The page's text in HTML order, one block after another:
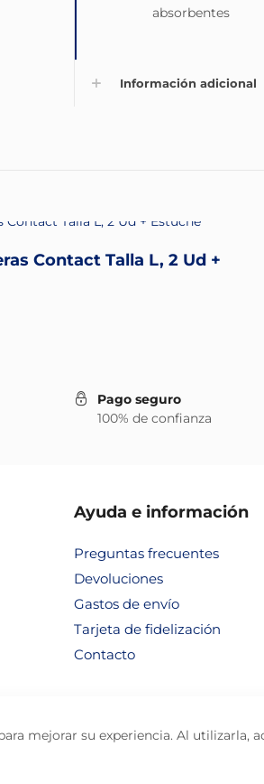
absorbentes
Información adicional
Contact Talla L, 2 Ud +
Pago seguro
100% de confianza
Ayuda e información
Preguntas frecuentes
Devoluciones
Gastos de envío
Tarjeta de fidelización
Contacto
mejorar su experiencia. Al utilizarla,